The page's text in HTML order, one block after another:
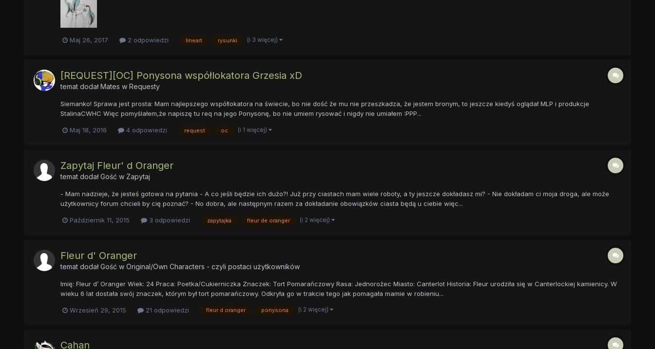
Maj 26, 2017 2 odpowiedzi lineart rysunki (i 3 więcej)
[REQUEST][OC] Ponysona współlokatora Grzesia xD
temat dodałMates w Requesty
Siemanko! Sprawa jest prosta: Mam najlepszego współlokatora na świecie, bo nie dość że mu nie przeszkadza, że jestem bronym, to jeszcze kiedyś oglądał MLP i produkcje
StalinaCWHC Więc pomyślałem,że napiszę tu req na jego Ponysonę, bo nie umiem rysować i nigdy nie umiałem :PPP...
Maj 18, 2016 4 odpowiedzi request oc (i 1 więcej)
Zapytaj Fleur' d Oranger
temat dodał Gość w Zapytaj
- Mam nadzieje, że jesteś gotowa na pytania - A co jeśli będzie ich dużo?! Już przy ciastach mam wiele roboty, a ty jeszcze dokładasz mi? - Nie dokładam ci moja droga, ale może
użytkownicy forum chcieli by cię poznać? - No dobra, ale następnym razem za dokładanie obowiązków ciasta będą u ciebie więc...
Październik 11, 2015 3 odpowiedzi zapytajka fleur de oranger (i 2 więcej)
Fleur d' Oranger
temat dodał Gość w Original/Own Characters - czyli postaci użytkowników
Imię: Fleur d’ Oranger Wiek: 24 Praca: Poetka/Cukierniczka Znaczek: Tort Pomarańczowy Rasa: Jednorożec Miasto: Canterlot Historia: Fleur urodziła się w Canterlockiej kamienicy. W
wieku 6 lat dostała swój znaczek, którym był tort pomarańczowy. Odkryła go w trakcie tego jak pomagała mamie w robieniu...
Wrzesień 29, 2015 21 odpowiedzi fleur d oranger ponysona (i 2 więcej)
Cahan